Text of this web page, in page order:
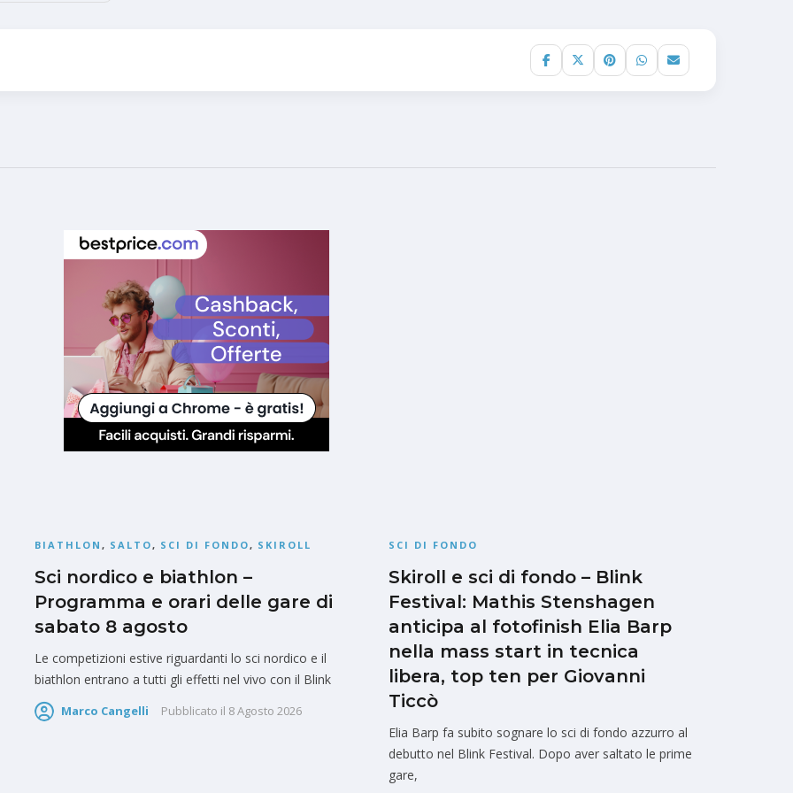
BIATHLON , SALTO, SCI DI FONDO, SKIROLL
Sci nordico e biathlon –
Programma e orari delle gare di
sabato 8 agosto
Le competizioni estive riguardanti lo sci nordico e il
biathlon entrano a tutti gli effetti nel vivo con il Blink
Marco Cangelli Pubblicato il 8 Agosto 2026
SCI DI FONDO
Skiroll e sci di fondo – Blink
Festival: Mathis Stenshagen
anticipa al fotofinish Elia Barp
nella mass start in tecnica
libera, top ten per Giovanni
Ticcò
Elia Barp fa subito sognare lo sci di fondo azzurro al
debutto nel Blink Festival. Dopo aver saltato le prime
gare,